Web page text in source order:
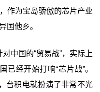
作为宝岛骄傲的芯片产业
国他乡。
中国的“贸易战”，实际上
已经开始打响“芯片战”。
台积电就扮演了非常不光